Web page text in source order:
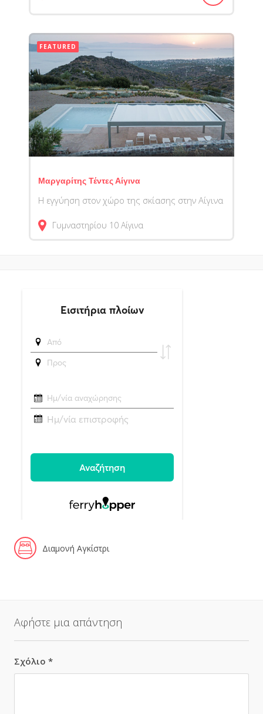
FEATURED
Μαργαρίτης Τέντες Αίγινα
Η εγγύηση στον χώρο της σκίασης στην Αίγινα
Γυμναστηρίου 10 Αίγινα
Διαμονή Αγκίστρι
Αφήστε μια απάντηση
Σχόλιο *